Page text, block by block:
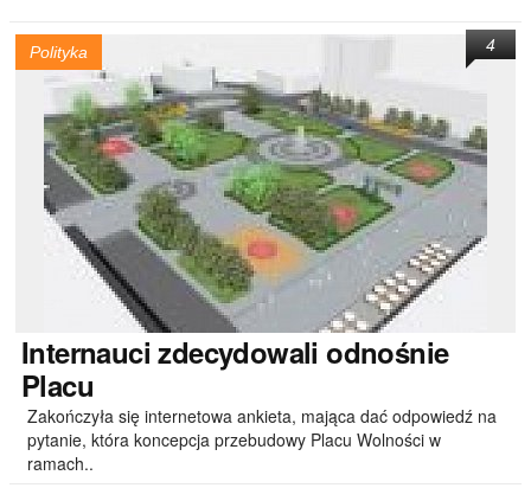
Polityka
Internauci zdecydowali odnośnie
Placu
Zakończyła się internetowa ankieta, mająca dać odpowiedź na
pytanie, która koncepcja przebudowy Placu Wolności w
ramach..
4